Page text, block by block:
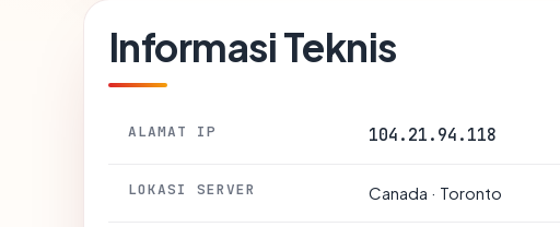
Informasi Teknis
ALAMAT IP 104.21.94.118
LOKASI SERVER Canada · Toronto